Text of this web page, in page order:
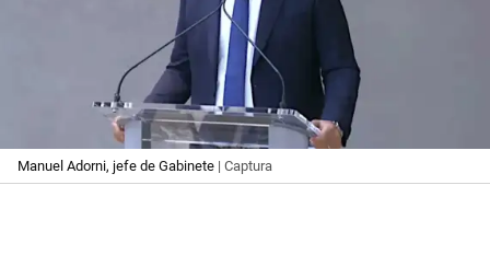
Manuel Adorni, jefe de Gabinete | Captura